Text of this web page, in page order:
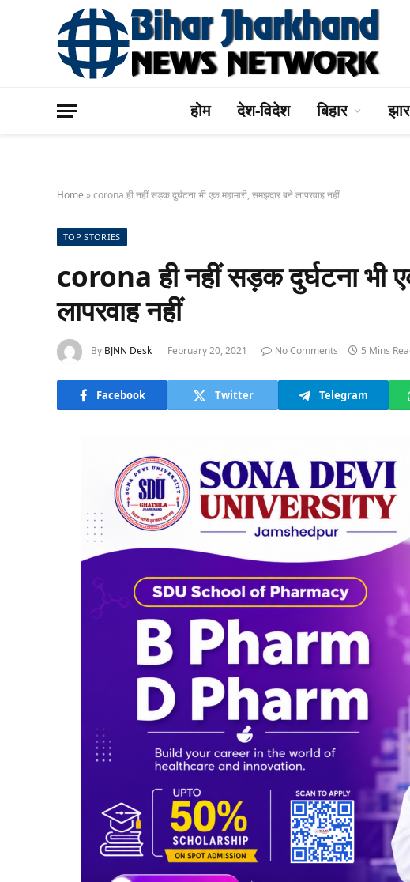
होम देश-विदेश बिहार
Home »corona ही नहीं सड़क दुर्घटना भी एक महामारी, समझदार बने लापरवाह नहीं
TOP STORIES
corona ही नहीं सड़क दुर्घटना भी
लापरवाह नहीं
By BJNN Desk February 20, 2021 No Comments 5 Mins
Facebook Twitter Telegram